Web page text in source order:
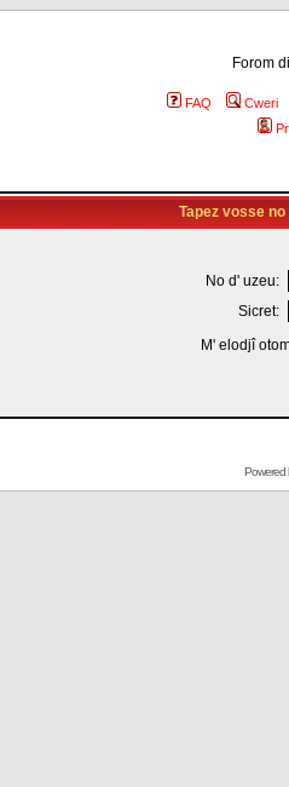
Forom
FAQ
Cweri
Tapez vosse
No d' uzeu:
Sicret:
M' elodjî
Powered